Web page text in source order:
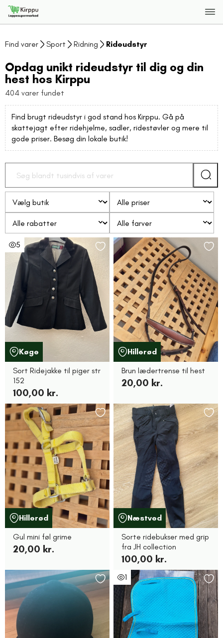
Find varer Sport Ridning Rideudstyr
Opdag unikt rideudstyr til dig og din
hest hos Kirppu
404 varer fundet
Find brugt rideudstyr i god stand hos Kirppu. Gå på
skattejagt efter ridehjelme, sadler, ridestøvler og mere til
gode priser. Besøg din lokale butik!
5
Køge
Sort Ridejakke til piger str
152
100,00 kr.
Hillerød
Brun lædertrense til hest
20,00 kr.
Hillerød
Gul mini føl grime
20,00 kr.
Næstved
Sorte ridebukser med grip
fra JH collection
100,00 kr.
1